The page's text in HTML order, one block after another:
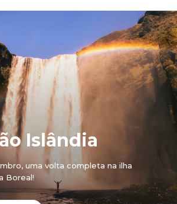
Islândia
uma volta completa na ilha
Boreal!